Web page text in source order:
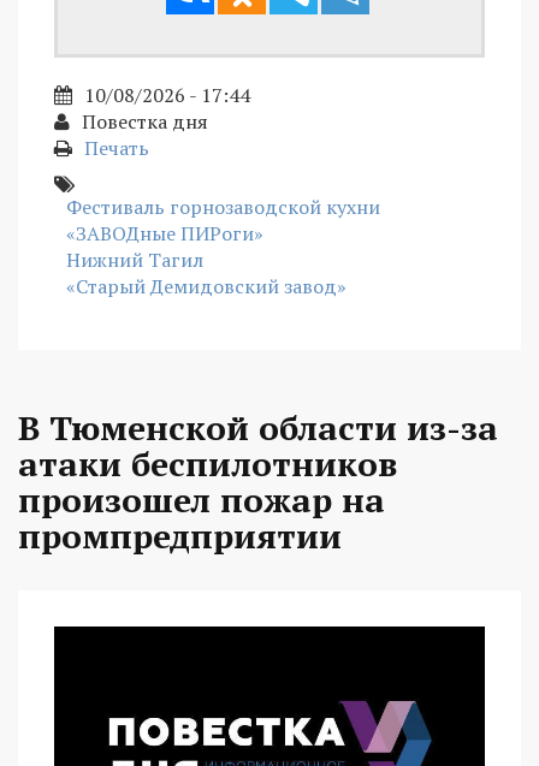
10/08/2026 - 17:44
Повестка дня
Печать
Фестиваль горнозаводской кухни
«ЗАВОДные ПИРоги»
Нижний Тагил
«Старый Демидовский завод»
В Тюменской области из-за
атаки беспилотников
произошел пожар на
промпредприятии